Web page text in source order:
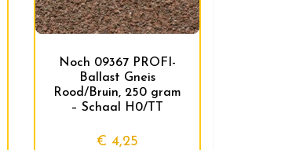
Noch 09367 PROFI-
Ballast Gneis
Rood/Bruin, 250 gram
– Schaal H0/TT
€ 4,25